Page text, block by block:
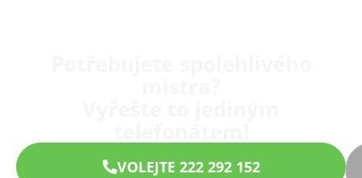
VOLEJTE 222 292 152